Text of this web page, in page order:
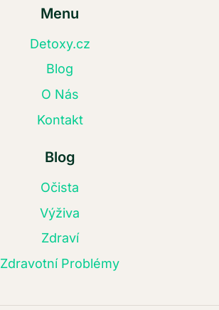
Menu
Detoxy.cz
Blog
O Nás
Kontakt
Blog
Očista
Výživa
Zdraví
Zdravotní Problémy